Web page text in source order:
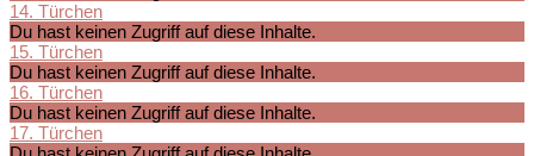
14. Türchen
Du hast keinen Zugriff auf diese Inhalte.
15. Türchen
Du hast keinen Zugriff auf diese Inhalte.
16. Türchen
Du hast keinen Zugriff auf diese Inhalte.
17. Türchen